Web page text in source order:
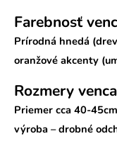
Farebnosť
Prírodná hnedá
oranžové akcenty
Rozmery
Priemer cca 40-45cm
výroba – drobné